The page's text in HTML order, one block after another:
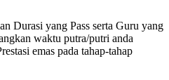
Durasi yang Pass serta Guru yang
waktu putra/putri anda
emas pada tahap-tahap